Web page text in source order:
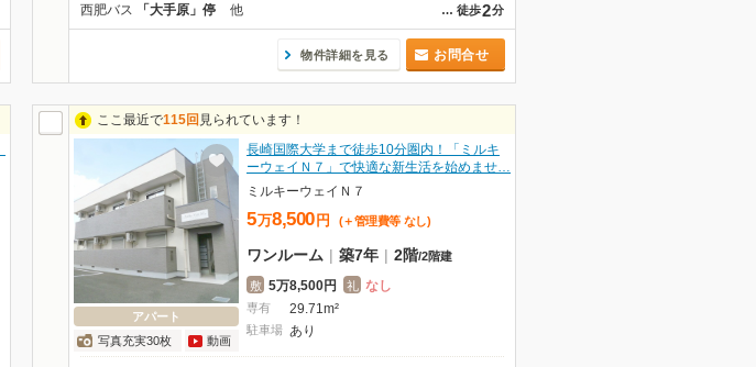
… 徒歩2分
西肥バス 「大手原」停 他
物件詳細を見る お問合せ
ここ最近で115回 見られています！
アパート
写真充実30枚
動画
長崎国際大学まで徒歩10分圏内！「ミルキ
ーウェイＮ７」で快適な新生活を始めませ…
ミルキーウェイＮ７
5万8,500 円 (＋管理費等 なし)
ワンルーム | 築7年 | 2階/2階建
敷 5万8,500円 礼 なし
専有 29.71m²
駐車場 あり